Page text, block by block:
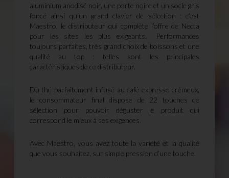
aluminium anodisé noir, une porte noire et un socle gris
foncé ainsi qu’un grand clavier de sélection : c’est
Maestro, le distributeur qui complète l’offre de Necta
pour les sites les plus exigeants.
Performances
toujours parfaites, très grand choix de boissons et une
qualité au top : telles sont les principales
caractéristiques de ce distributeur.
Du thé parfaitement infusé au café expresso crémeux,
le consommateur final dispose de 22 touches de
sélection pour pouvoir déguster le produit qui
correspond le mieux à ses exigences.
Avec Maestro, vous avez toute la variété et la qualité
que vous souhaitez, sur simple pression d’une touche.